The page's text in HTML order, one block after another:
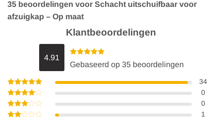
35 beoordelingen voor Schacht uitschuifbaar voor
afzuigkap – Op maat
Klantbeoordelingen
4.91
Gewaardeerd
4.91uit 5
Gebaseerd op 35 beoordelingen
Gewaardeerd
5uit 5
34
Gewaardeerd
4uit 5
0
Gewaardeerd
0
1